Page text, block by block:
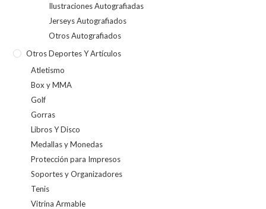
Ilustraciones Autografiadas
Jerseys Autografiados
Otros Autografiados
Otros Deportes Y Artículos
Atletismo
Box y MMA
Golf
Gorras
Libros Y Disco
Medallas y Monedas
Protección para Impresos
Soportes y Organizadores
Tenis
Vitrina Armable